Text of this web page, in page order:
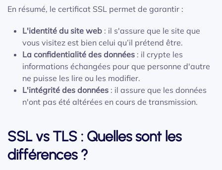
En résumé, le certificat SSL permet de garantir :
L'identité du site web : il s'assure que le site que
vous visitez est bien celui qu’il prétend être.
La confidentialité des données : il crypte les
informations échangées pour que personne d'autre
ne puisse les lire ou les modifier.
L'intégrité des données : il assure que les données
n'ont pas été altérées en cours de transmission.
SSL vs TLS : Quelles sont les
différences ?